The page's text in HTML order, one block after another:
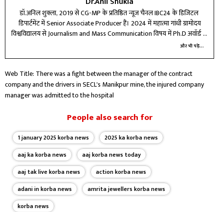
डॉ.अनिल शुक्ला, 2019 से CG-MP के प्रतिष्ठित न्यूज चैनल IBC24 के डिजिटल ​
डिपार्टमेंट में Senior Associate Producer हैं। 2024 में महात्मा गांधी ग्रामोदय
विश्वविद्यालय से Journalism and Mass Communication विषय में Ph.D अवॉर्ड हो
चुके हैं। महात्मा गांधी अंतरराष्ट्रीय हिंदी विश्वविद्यालय वर्धा से M.Phil और कुशाभाऊ
गोल्ड मेडल प्राप्त किया। इन्होंने गुरूघासीदास विश्वविद्यालय बिलासपुर से हिंदी साहित्य में
एम.ए किया। इनके अलावा PGDJMC और PGDRD एक वर्षीय डिप्लोमा कोर्स भी
किया। डॉ.अनिल शुक्ला ने मीडिया एवं जनसंचार से संबंधित दर्जन भर से अधिक
पत्रिकाओं में लेख और शोध पत्र प्रकाशित हैं। डॉ.अनिल शुक्ला को रिपोर्टर, एंकर और
इस पर मेल आईडी पर संपर्क करें anilshuklamedia@gmail.com
और भी पढ़ें...
Web Title: There was a fight between the manager of the contract
company and the drivers in SECL's Manikpur mine, the injured company
manager was admitted to the hospital
People also search for
1 january 2025 korba news
2025 ka korba news
aaj ka korba news
aaj korba news today
aaj tak live korba news
action korba news
adani in korba news
amrita jewellers korba news
korba news